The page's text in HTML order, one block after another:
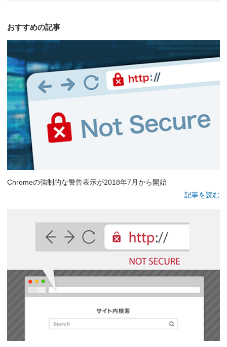
おすすめの記事
Chromeの強制的な警告表示が2018年7月から開始
記事を読む